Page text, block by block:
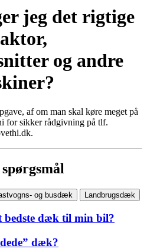
jeg det rigtige
og andre
af om man skal køre meget på
for sikker rådgivning på tlf.
og busdæk Landbrugsdæk
bedste dæk til min bil?
dæk?